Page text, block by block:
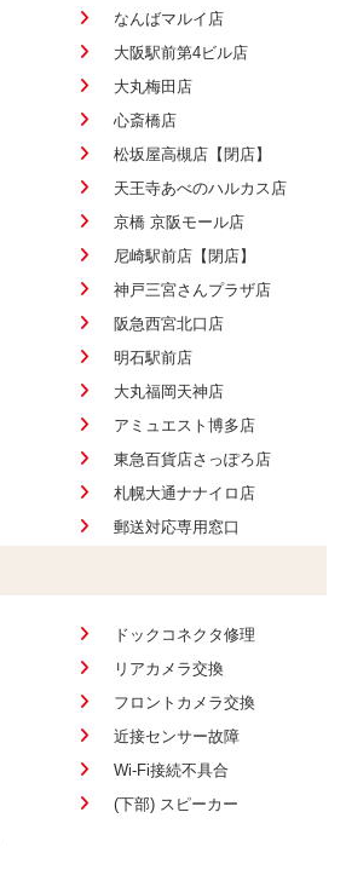
なんばマルイ店
大阪駅前第4ビル店
大丸梅田店
心斎橋店
松坂屋高槻店【閉店】
天王寺あべのハルカス店
京橋 京阪モール店
尼崎駅前店【閉店】
神戸三宮さんプラザ店
阪急西宮北口店
明石駅前店
大丸福岡天神店
アミュエスト博多店
東急百貨店さっぽろ店
札幌大通ナナイロ店
郵送対応専用窓口
ドックコネクタ修理
リアカメラ交換
フロントカメラ交換
近接センサー故障
Wi-Fi接続不具合
(下部) スピーカー